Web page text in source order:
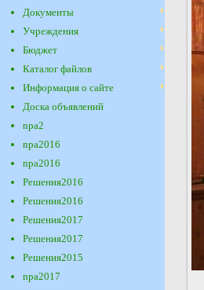
Документы
Учреждения
Бюджет
Каталог файлов
Информация о сайте
Доска объявлений
npa2
npa2016
npa2016
Решения2016
Решения2016
Решения2017
Решения2017
Решения2015
npa2017